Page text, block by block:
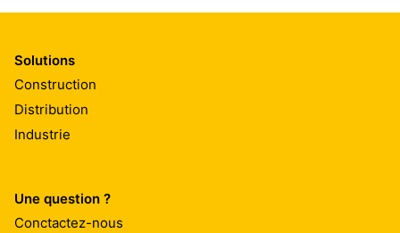
Solutions
Construction
Distribution
Industrie
Une question ?
Conctactez-nous